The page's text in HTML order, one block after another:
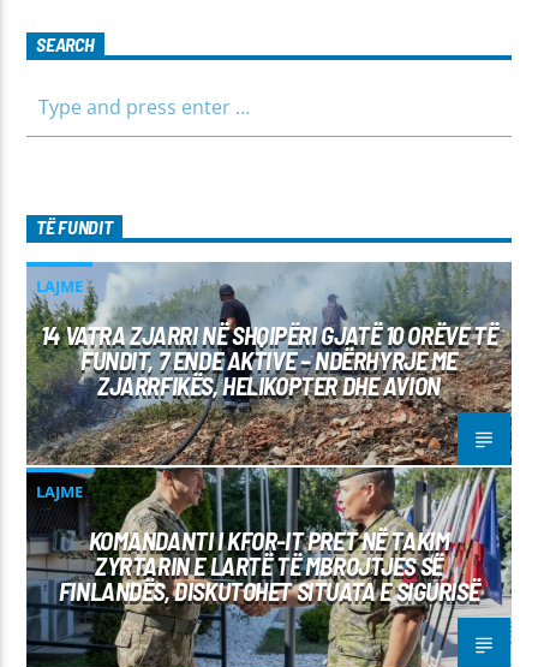
SEARCH
TË FUNDIT
LAJME
14 VATRA ZJARRI NË SHQIPËRI GJATË 10 ORËVE TË
FUNDIT, 7 ENDE AKTIVE – NDËRHYRJE ME
ZJARRFIKËS, HELIKOPTER DHE AVION
LAJME
KOMANDANTI I KFOR-IT PRET NË TAKIM
ZYRTARIN E LARTË TË MBROJTJES SË
FINLANDËS, DISKUTOHET SITUATA E SIGURISË